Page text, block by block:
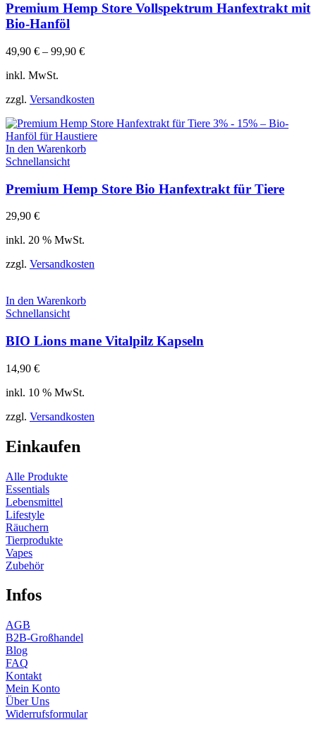
Premium Hemp Store Vollspektrum Hanfextrakt mit
Bio-Hanföl
49,90 € – 99,90 €
inkl. MwSt.
zzgl. Versandkosten
In den Warenkorb
Schnellansicht
Premium Hemp Store Bio Hanfextrakt für Tiere
29,90 €
inkl. 20 % MwSt.
zzgl. Versandkosten
In den Warenkorb
Schnellansicht
BIO Lions mane Vitalpilz Kapseln
14,90 €
inkl. 10 % MwSt.
zzgl. Versandkosten
Einkaufen
Alle Produkte
Essentials
Lebensmittel
Lifestyle
Räuchern
Tierprodukte
Vapes
Zubehör
Infos
AGB
B2B-Großhandel
Blog
FAQ
Kontakt
Mein Konto
Über Uns
Widerrufsformular